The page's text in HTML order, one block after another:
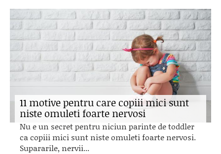
11 motive pentru care copiii mici sunt
niste omuleti foarte nervosi
Nu e un secret pentru niciun parinte de toddler
ca copiii mici sunt niste omuleti foarte nervosi.
Supararile, nervii...